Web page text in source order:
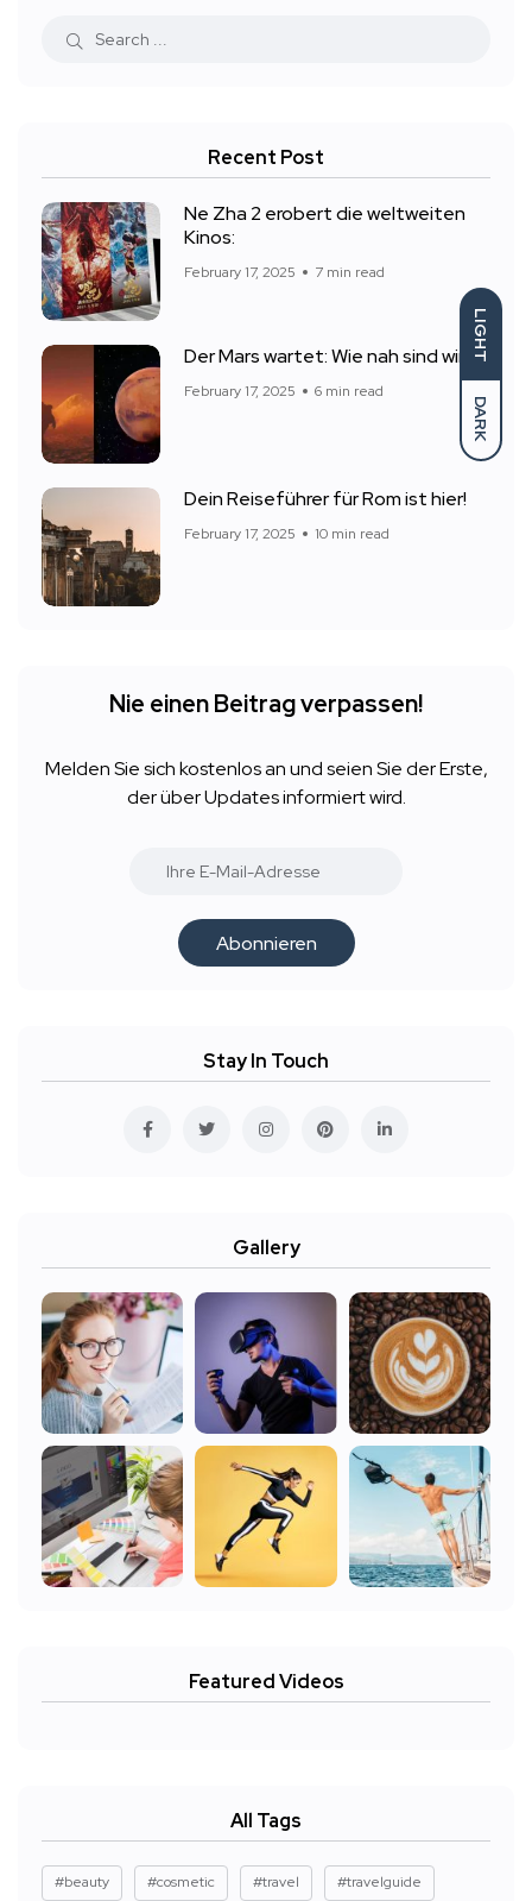
LIGHT
DARK
Recent Post
Ne Zha 2 erobert die weltweiten
Kinos:
February 17, 2025 7 min read
Der Mars wartet: Wie nah sind wir
February 17, 2025 6 min read
Dein Reiseführer für Rom ist hier!
February 17, 2025 10 min read
Nie einen Beitrag verpassen!
Melden Sie sich kostenlos an und seien Sie der Erste,
der über Updates informiert wird.
Abonnieren
Stay In Touch
Gallery
Featured Videos
All Tags
#beauty #cosmetic #travel #travelguide